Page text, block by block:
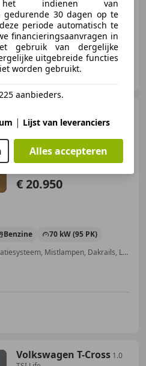
TSI 95PK Life + NAP|Dealer
€ 20.950
Benzine
70 kW (95 PK)
Parkeerhulp met camera, Navigatiesysteem, Mistlampen, Dakrails, Lendensteun, Adaptieve Cruise Control, Inductieladen voor smartphones, Nieuwe APK
Volkswagen T-Cross 1.0
indienen van
gedurende 30 dagen op te
periode automatisch te
financieringsaanvragen in
gebruik van dergelijke
uitgebreide functies
worden gebruikt.
aanbieders.
| Lijst van leveranciers
Alles accepteren